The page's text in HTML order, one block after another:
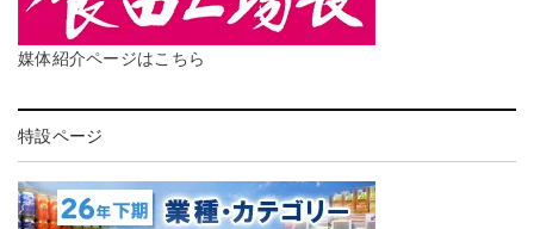
媒体紹介ページはこちら
特設ページ